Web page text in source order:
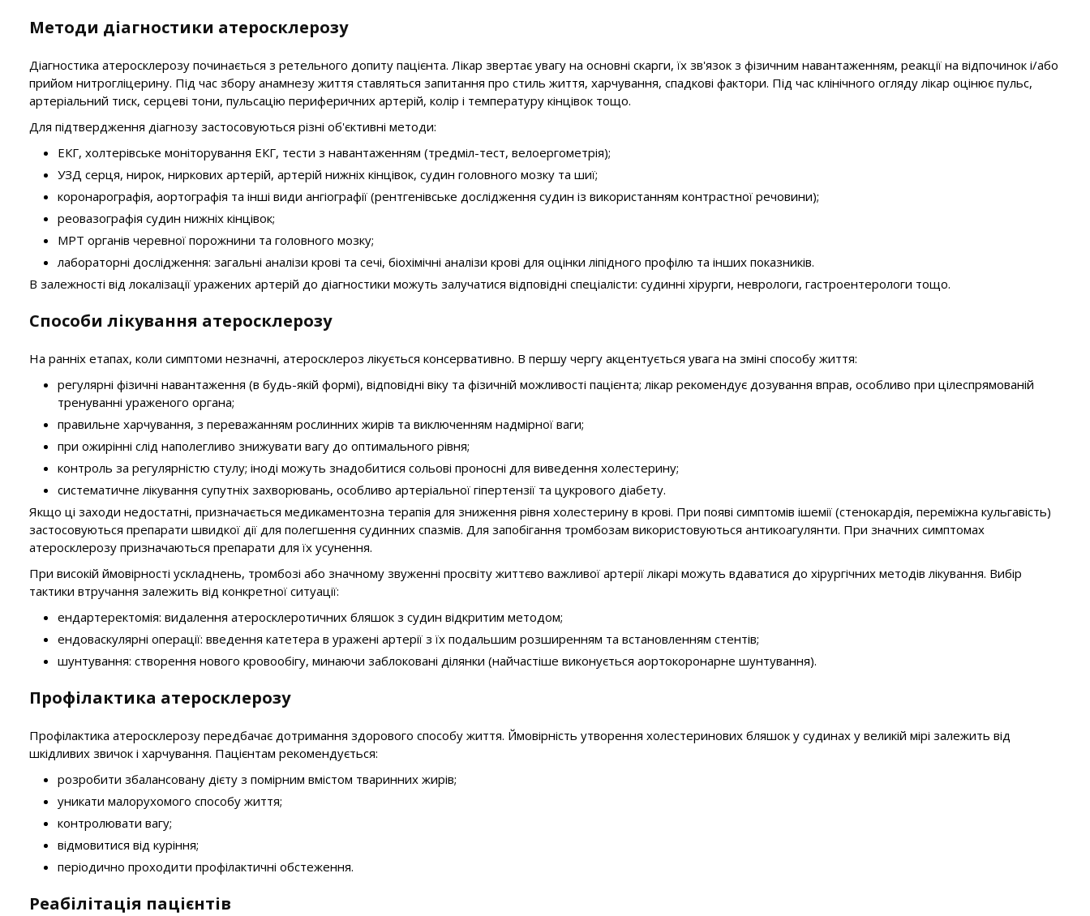
Методи діагностики атеросклерозу
Діагностика атеросклерозу починається з ретельного допиту пацієнта. Лікар звертає увагу на основні скарги, їх зв'язок з фізичним навантаженням, реакції на відпочинок і/або
прийом нитрогліцерину. Під час збору анамнезу життя ставляться запитання про стиль життя, харчування, спадкові фактори. Під час клінічного огляду лікар оцінює пульс,
артеріальний тиск, серцеві тони, пульсацію периферичних артерій, колір і температуру кінцівок тощо.
Для підтвердження діагнозу застосовуються різні об'єктивні методи:
ЕКГ, холтерівське моніторування ЕКГ, тести з навантаженням (тредміл-тест, велоергометрія);
УЗД серця, нирок, ниркових артерій, артерій нижніх кінцівок, судин головного мозку та шиї;
коронарографія, аортографія та інші види ангіографії (рентгенівське дослідження судин із використанням контрастної речовини);
реовазографія судин нижніх кінцівок;
МРТ органів черевної порожнини та головного мозку;
лабораторні дослідження: загальні аналізи крові та сечі, біохімічні аналізи крові для оцінки ліпідного профілю та інших показників.
В залежності від локалізації уражених артерій до діагностики можуть залучатися відповідні спеціалісти: судинні хірурги, неврологи, гастроентерологи тощо.
Способи лікування атеросклерозу
На ранніх етапах, коли симптоми незначні, атеросклероз лікується консервативно. В першу чергу акцентується увага на зміні способу життя:
регулярні фізичні навантаження (в будь-якій формі), відповідні віку та фізичній можливості пацієнта; лікар рекомендує дозування вправ, особливо при цілеспрямованій
тренуванні ураженого органа;
правильне харчування, з переважанням рослинних жирів та виключенням надмірної ваги;
при ожирінні слід наполегливо знижувати вагу до оптимального рівня;
контроль за регулярністю стулу; іноді можуть знадобитися сольові проносні для виведення холестерину;
систематичне лікування супутніх захворювань, особливо артеріальної гіпертензії та цукрового діабету.
Якщо ці заходи недостатні, призначається медикаментозна терапія для зниження рівня холестерину в крові. При появі симптомів ішемії (стенокардія, переміжна кульгавість)
застосовуються препарати швидкої дії для полегшення судинних спазмів. Для запобігання тромбозам використовуються антикоагулянти. При значних симптомах
атеросклерозу призначаються препарати для їх усунення.
При високій ймовірності ускладнень, тромбозі або значному звуженні просвіту життєво важливої артерії лікарі можуть вдаватися до хірургічних методів лікування. Вибір
тактики втручання залежить від конкретної ситуації:
ендартеректомія: видалення атеросклеротичних бляшок з судин відкритим методом;
ендоваскулярні операції: введення катетера в уражені артерії з їх подальшим розширенням та встановленням стентів;
шунтування: створення нового кровообігу, минаючи заблоковані ділянки (найчастіше виконується аортокоронарне шунтування).
Профілактика атеросклерозу
Профілактика атеросклерозу передбачає дотримання здорового способу життя. Ймовірність утворення холестеринових бляшок у судинах у великій мірі залежить від
шкідливих звичок і харчування. Пацієнтам рекомендується:
розробити збалансовану дієту з помірним вмістом тваринних жирів;
уникати малорухомого способу життя;
контролювати вагу;
відмовитися від куріння;
періодично проходити профілактичні обстеження.
Реабілітація пацієнтів